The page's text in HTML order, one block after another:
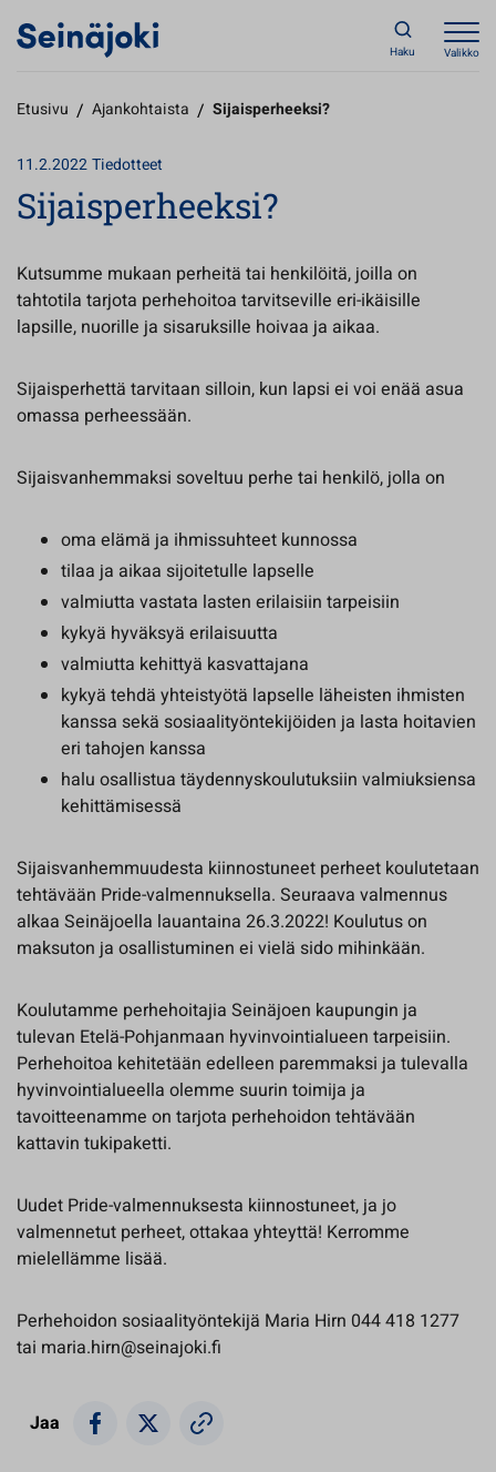
Haku Valikko
Etusivu / Ajankohtaista / Sijaisperheeksi?
11.2.2022Tiedotteet
Sijaisperheeksi?
Kutsumme mukaan perheitä tai henkilöitä, joilla on
tahtotila tarjota perhehoitoa tarvitseville eri-ikäisille
lapsille, nuorille ja sisaruksille hoivaa ja aikaa.
Sijaisperhettä tarvitaan silloin, kun lapsi ei voi enää asua
omassa perheessään.
Sijaisvanhemmaksi soveltuu perhe tai henkilö, jolla on
oma elämä ja ihmissuhteet kunnossa
tilaa ja aikaa sijoitetulle lapselle
valmiutta vastata lasten erilaisiin tarpeisiin
kykyä hyväksyä erilaisuutta
valmiutta kehittyä kasvattajana
kykyä tehdä yhteistyötä lapselle läheisten ihmisten
kanssa sekä sosiaalityöntekijöiden ja lasta hoitavien
eri tahojen kanssa
halu osallistua täydennyskoulutuksiin valmiuksiensa
kehittämisessä
Sijaisvanhemmuudesta kiinnostuneet perheet koulutetaan
tehtävään Pride-valmennuksella. Seuraava valmennus
alkaa Seinäjoella lauantaina 26.3.2022! Koulutus on
maksuton ja osallistuminen ei vielä sido mihinkään.
Koulutamme perhehoitajia Seinäjoen kaupungin ja
tulevan Etelä-Pohjanmaan hyvinvointialueen tarpeisiin.
Perhehoitoa kehitetään edelleen paremmaksi ja tulevalla
hyvinvointialueella olemme suurin toimija ja
tavoitteenamme on tarjota perhehoidon tehtävään
kattavin tukipaketti.
Uudet Pride-valmennuksesta kiinnostuneet, ja jo
valmennetut perheet, ottakaa yhteyttä! Kerromme
mielellämme lisää.
Perhehoidon sosiaalityöntekijä Maria Hirn 044 418 1277
tai maria.hirn@seinajoki.fi
Jaa